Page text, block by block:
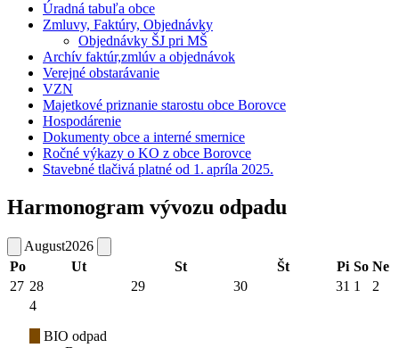
Úradná tabuľa obce
Zmluvy, Faktúry, Objednávky
Objednávky ŠJ pri MŠ
Archív faktúr,zmlúv a objednávok
Verejné obstarávanie
VZN
Majetkové priznanie starostu obce Borovce
Hospodárenie
Dokumenty obce a interné smernice
Ročné výkazy o KO z obce Borovce
Stavebné tlačivá platné od 1. apríla 2025.
Harmonogram vývozu odpadu
August2026
Po
Ut St Št Pi So Ne
27 28 29 30 31 1
2
4
BIO odpad